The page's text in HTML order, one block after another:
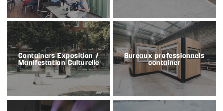
Containers Exposition /
Manifestation Culturelle
Bureaux professionnels
container